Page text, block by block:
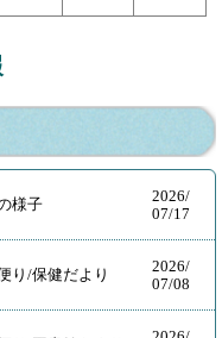
様子
2026/
07/17
り/保健だより
2026/
07/08